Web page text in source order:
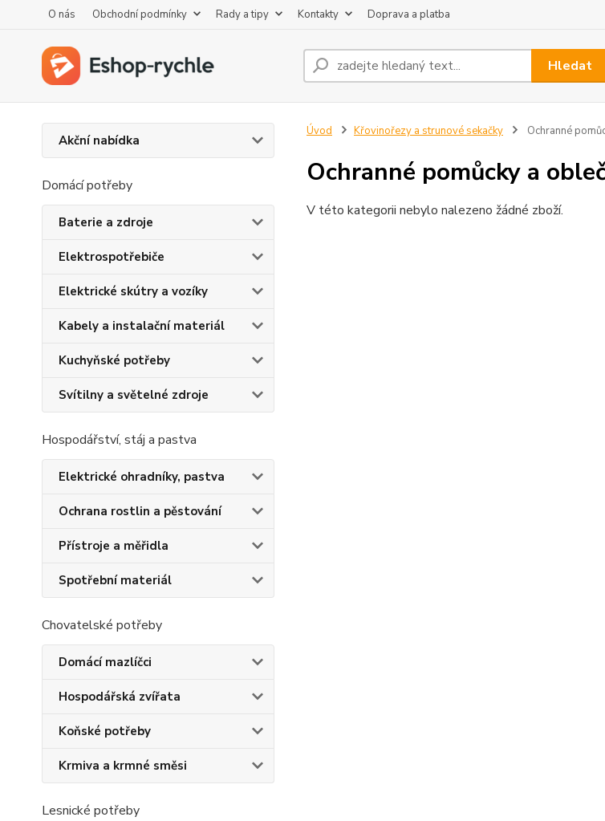
O nás Obchodní podmínky Rady a tipy Kontakty Doprava a platba
Hledat
Akční nabídka
Domácí potřeby
Baterie a zdroje
Elektrospotřebiče
Elektrické skútry a vozíky
Kabely a instalační materiál
Kuchyňské potřeby
Svítilny a světelné zdroje
Hospodářství, stáj a pastva
Elektrické ohradníky, pastva
Ochrana rostlin a pěstování
Přístroje a měřidla
Spotřební materiál
Chovatelské potřeby
Domácí mazlíčci
Hospodářská zvířata
Koňské potřeby
Krmiva a krmné směsi
Lesnické potřeby
Úvod Křovinořezy a strunové sekačky Ochranné
Ochranné pomůcky a
V této kategorii nebylo nalezeno žádné zboží.